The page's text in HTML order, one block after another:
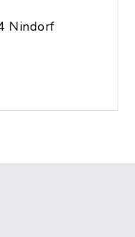
Nindorf